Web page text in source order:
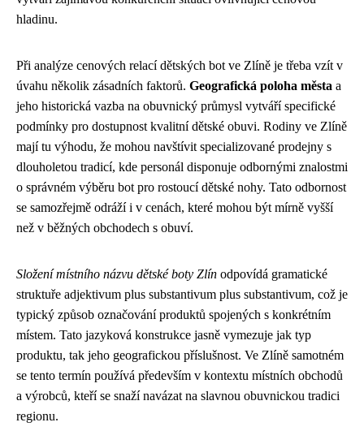
hladinu.
Při analýze cenových relací dětských bot ve Zlíně je třeba vzít v
úvahu několik zásadních faktorů. Geografická poloha města a
jeho historická vazba na obuvnický průmysl vytváří specifické
podmínky pro dostupnost kvalitní dětské obuvi. Rodiny ve Zlíně
mají tu výhodu, že mohou navštívit specializované prodejny s
dlouholetou tradicí, kde personál disponuje odbornými znalostmi
o správném výběru bot pro rostoucí dětské nohy. Tato odbornost
se samozřejmě odráží i v cenách, které mohou být mírně vyšší
než v běžných obchodech s obuví.
Složení místního názvu dětské boty Zlín odpovídá gramatické
struktuře adjektivum plus substantivum plus substantivum, což je
typický způsob označování produktů spojených s konkrétním
místem. Tato jazyková konstrukce jasně vymezuje jak typ
produktu, tak jeho geografickou příslušnost. Ve Zlíně samotném
se tento termín používá především v kontextu místních obchodů
a výrobců, kteří se snaží navázat na slavnou obuvnickou tradici
regionu.